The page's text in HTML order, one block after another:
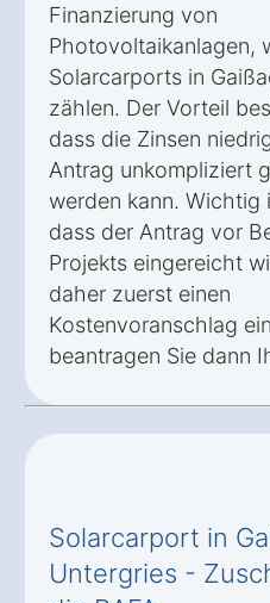
Finanzierung von
Photovoltaikanlagen,
Solarcarports in
zählen. Der Vorteil
dass die Zinsen
Antrag unkompliziert
werden kann. Wichtig
dass der Antrag vor
Projekts eingereicht
daher zuerst einen
Kostenvoranschlag
beantragen Sie dann
Solarcarport in
Untergries -